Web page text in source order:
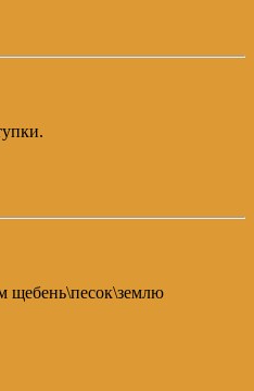
щебень\песок\землю